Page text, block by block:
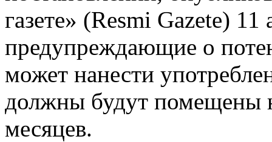
газете» (Resmi Gazete) 11
предупреждающие о
может нанести
должны будут помещены
месяцев.